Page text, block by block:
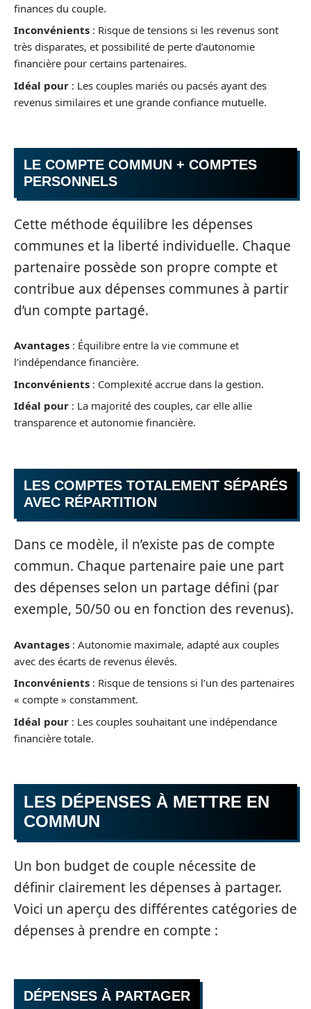
finances du couple.
Inconvénients : Risque de tensions si les revenus sont
très disparates, et possibilité de perte d’autonomie
financière pour certains partenaires.
Idéal pour : Les couples mariés ou pacsés ayant des
revenus similaires et une grande confiance mutuelle.
LE COMPTE COMMUN + COMPTES
PERSONNELS
Cette méthode équilibre les dépenses
communes et la liberté individuelle. Chaque
partenaire possède son propre compte et
contribue aux dépenses communes à partir
d’un compte partagé.
Avantages : Équilibre entre la vie commune et
l’indépendance financière.
Inconvénients : Complexité accrue dans la gestion.
Idéal pour : La majorité des couples, car elle allie
transparence et autonomie financière.
LES COMPTES TOTALEMENT SÉPARÉS
AVEC RÉPARTITION
Dans ce modèle, il n’existe pas de compte
commun. Chaque partenaire paie une part
des dépenses selon un partage défini (par
exemple, 50/50 ou en fonction des revenus).
Avantages : Autonomie maximale, adapté aux couples
avec des écarts de revenus élevés.
Inconvénients : Risque de tensions si l’un des partenaires
« compte » constamment.
Idéal pour : Les couples souhaitant une indépendance
financière totale.
LES DÉPENSES À METTRE EN
COMMUN
Un bon budget de couple nécessite de
définir clairement les dépenses à partager.
Voici un aperçu des différentes catégories de
dépenses à prendre en compte :
DÉPENSES À PARTAGER